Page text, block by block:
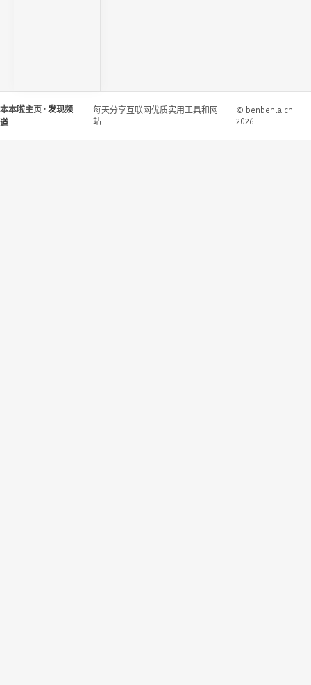
本本啦主页 · 发现频
道
每天分享互联网优质实用工具和网
站
© benbenla.cn
2026